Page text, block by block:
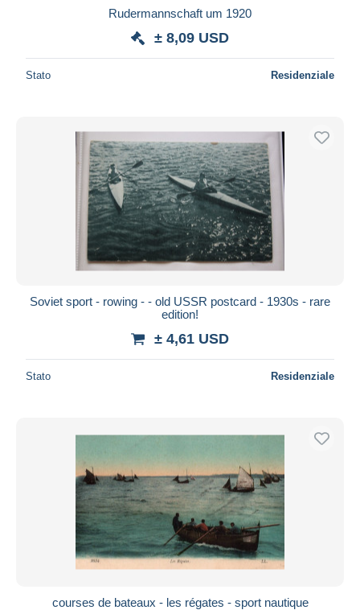
Rudermannschaft um 1920
± 8,09 USD
Stato Residenziale
Soviet sport - rowing - - old USSR postcard - 1930s - rare
edition!
± 4,61 USD
Stato Residenziale
courses de bateaux - les régates - sport nautique